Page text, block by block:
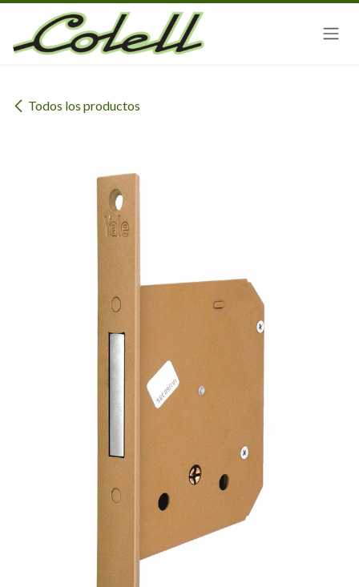
Ir al contenido
Todos los productos